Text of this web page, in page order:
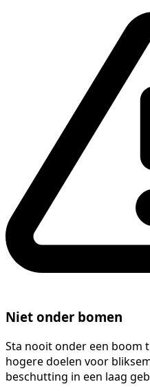
Niet onder bomen
Sta nooit onder een boom
hogere doelen voor
beschutting in een laag